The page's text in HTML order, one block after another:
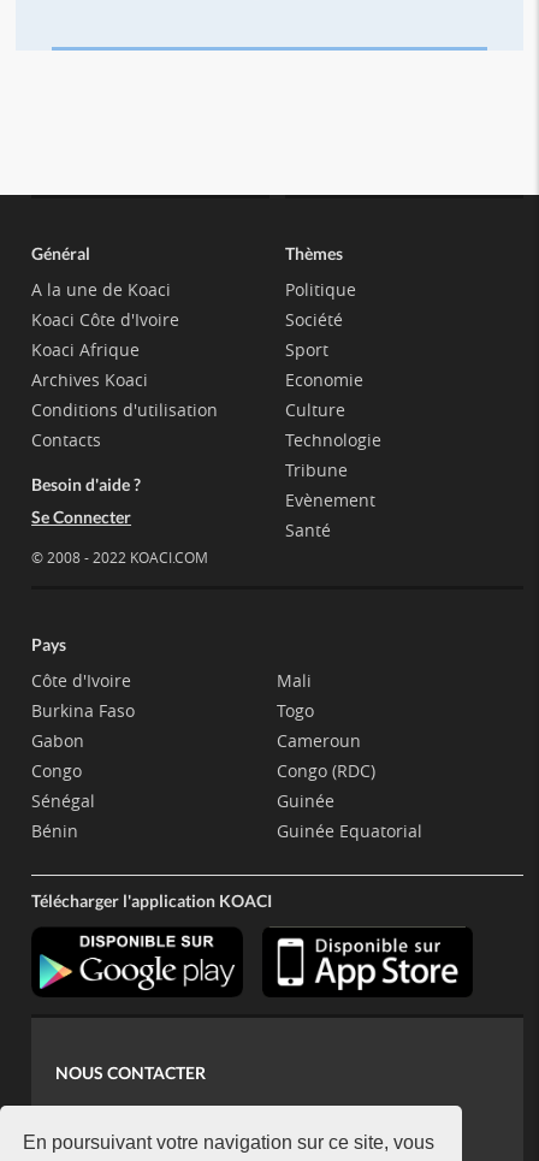
En poursuivant votre navigation sur ce site, vous
Général
A la une de Koaci
Koaci Côte d'Ivoire
Koaci Afrique
Archives Koaci
Conditions d'utilisation
Contacts
Besoin d'aide ?
Se Connecter
© 2008 - 2022 KOACI.COM
Thèmes
Politique
Société
Sport
Economie
Culture
Technologie
Tribune
Evènement
Santé
Pays
Côte d'Ivoire
Burkina Faso
Gabon
Congo
Sénégal
Bénin
Mali
Togo
Cameroun
Congo (RDC)
Guinée
Guinée Equatorial
Télécharger l'application KOACI
NOUS CONTACTER
koaci@yahoo.fr